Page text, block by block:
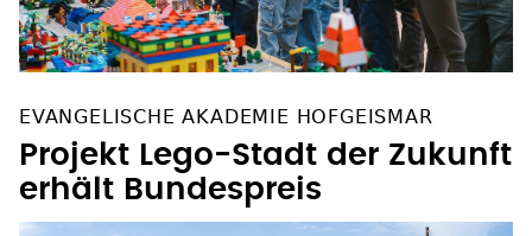
Projekt Lego-Stadt der Zukunft
erhält Bundespreis